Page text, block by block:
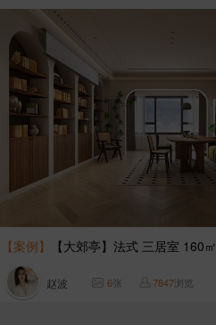
【案例】 【大郊亭】法式 三居室 160㎡
赵波 6张 7847浏览